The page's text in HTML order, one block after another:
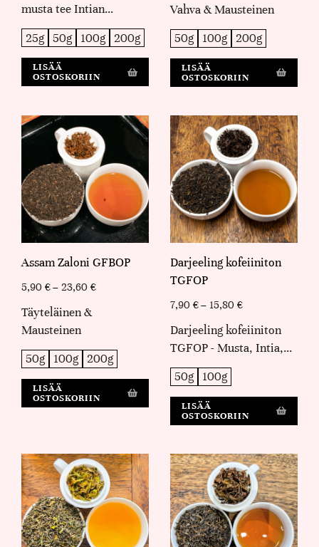
25g 50g 100g 200g
musta tee Intian…
LISÄÄ
OSTOSKORIIN
50g 100g 200g
Vahva & Mausteinen
LISÄÄ
OSTOSKORIIN
50g 100g 200g
Assam Zaloni GFBOP
5,90 € – 23,60 €
Täyteläinen &
Mausteinen
LISÄÄ
OSTOSKORIIN
50g 100g
Darjeeling kofeiiniton
TGFOP
7,90 € – 15,80 €
Darjeeling kofeiiniton
TGFOP - Musta, Intia,…
LISÄÄ
OSTOSKORIIN